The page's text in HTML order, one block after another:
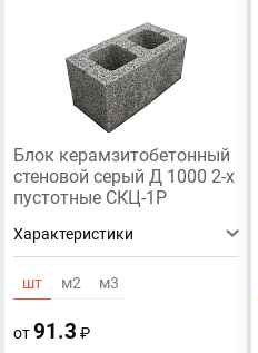
Блок керамзитобетонный
стеновой серый Д 1000 2-х
пустотные СКЦ-1Р
Характеристики
шт м2 м3
от91.3 ₽